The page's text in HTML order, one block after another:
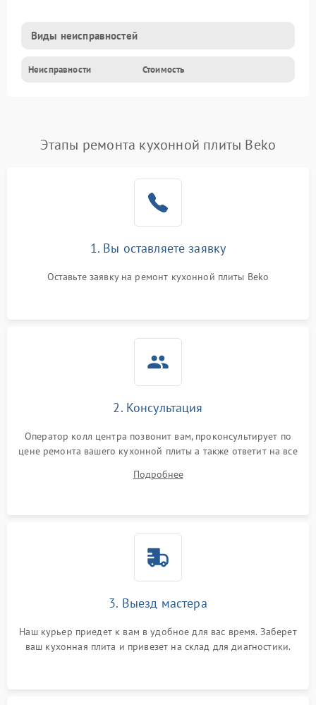
Виды неисправностей
Неисправности Стоимость
Этапы ремонта кухонной плиты Beko
1. Вы оставляете заявку
Оставьте заявку на ремонт кухонной плиты Beko
2. Консультация
Оператор колл центра позвонит вам, проконсультирует по
цене ремонта вашего кухонной плиты а также ответит на все
Подробнее
3. Выезд мастера
Наш курьер приедет к вам в удобное для вас время. Заберет
ваш кухонная плита и привезет на склад для диагностики.